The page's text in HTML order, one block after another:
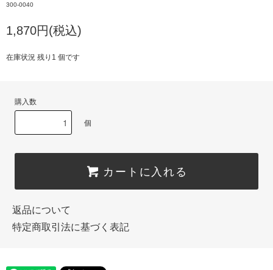
300-0040
1,870円(税込)
在庫状況 残り1 個です
購入数
個
カートに入れる
返品について
特定商取引法に基づく表記